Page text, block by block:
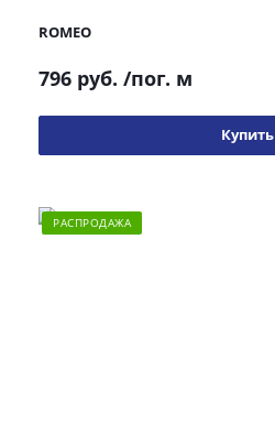
ROMEO
796 руб. /пог. м
Купить
РАСПРОДАЖА